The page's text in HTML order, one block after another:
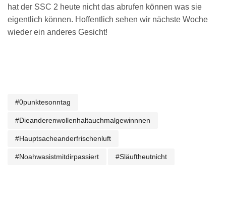
hat der SSC 2 heute nicht das abrufen können was sie
eigentlich können. Hoffentlich sehen wir nächste Woche
wieder ein anderes Gesicht!
#0punktesonntag
#dieanderenwollenhaltauchmalgewinnnen
#hauptsacheanderfrischenluft
#noahwasistmitdirpassiert #släuftheutnicht